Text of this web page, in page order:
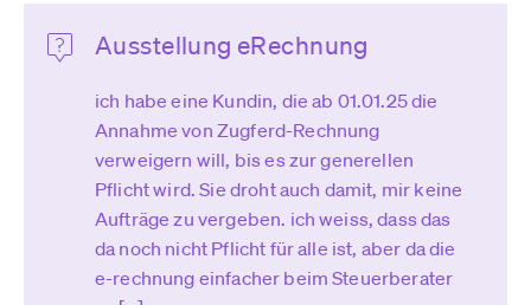
Ausstellung eRechnung
ich habe eine Kundin, die ab 01.01.25 die
Annahme von Zugferd-Rechnung
verweigern will, bis es zur generellen
Pflicht wird. Sie droht auch damit, mir keine
Aufträge zu vergeben. ich weiss, dass das
da noch nicht Pflicht für alle ist, aber da die
e-rechnung einfacher beim Steuerberater